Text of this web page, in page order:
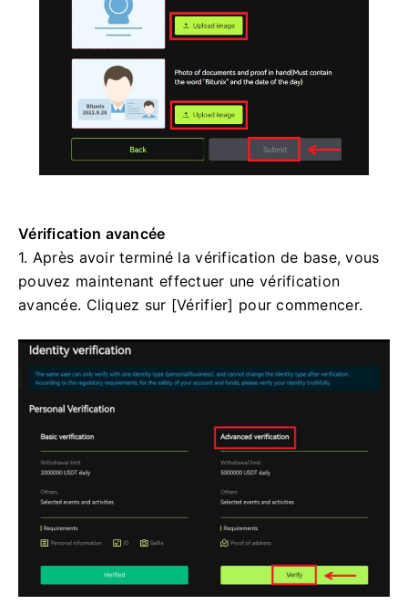
Vérification avancée
1. Après avoir terminé la vérification de base, vous
pouvez maintenant effectuer une vérification
avancée. Cliquez sur [Vérifier] pour commencer.